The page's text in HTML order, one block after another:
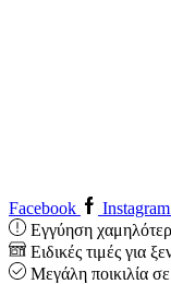
Facebook
Instagram
Εγγύηση
Ειδικές τιμές για
Μεγάλη ποικιλία